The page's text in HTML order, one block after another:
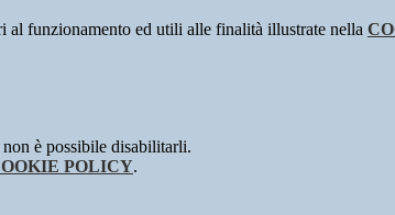
al funzionamento ed utili alle finalità illustrate nella
è possibile disabilitarli.
POLICY.